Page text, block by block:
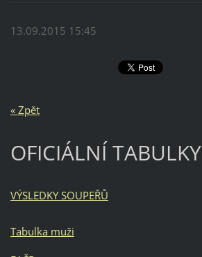
13.09.2015 15:45
« Zpět
OFICIÁLNÍ TABULKY
VÝSLEDKY SOUPEŘŮ
Tabulka muži